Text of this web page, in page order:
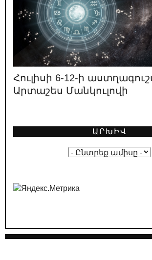
11.05.2026 / ԿԱՐԵՎՈՐ
Ո՞վ է ՔՊ
փաստացի ղեկավարը
08.05.2026 ԿԱՐԵՎՈՐ
«Իրական Հայաստանը»
լինելու, ոչ Հայաստան
մասին
01.05.2026 / ԿԱՐԵՎՈՐ
Հուլիսի 6-12-ի
Արտաշես Մանկուլովի
ԱՐԽԻՎ